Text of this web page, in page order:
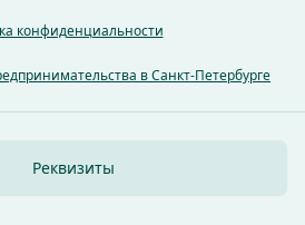
в Санкт-Петербурге
конфиденциальности
Реквизиты